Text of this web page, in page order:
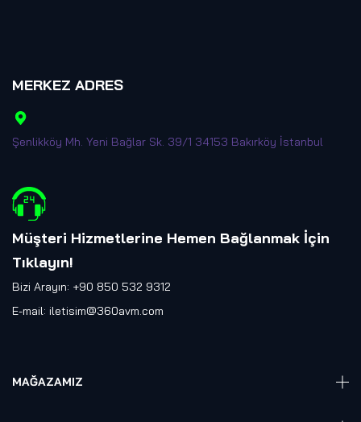
MERKEZ ADRES
Şenlikköy Mh. Yeni Bağlar Sk. 39/1 34153 Bakırköy İstanbul
Müşteri Hizmetlerine Hemen Bağlanmak İçin
Tıklayın!
Bizi Arayın: +90 850 532 9312
E-mail: iletisim@360avm.com
MAĞAZAMIZ